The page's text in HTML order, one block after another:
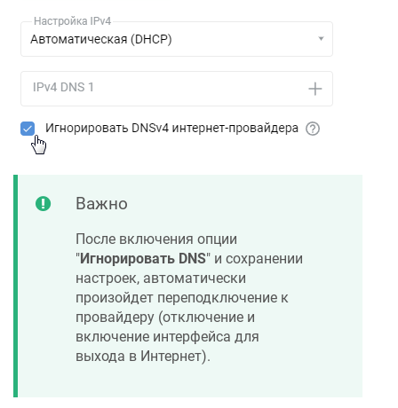
Важно
После включения опции
"Игнорировать DNS" и сохранении
настроек, автоматически
произойдет переподключение к
провайдеру (отключение и
включение интерфейса для
выхода в Интернет).